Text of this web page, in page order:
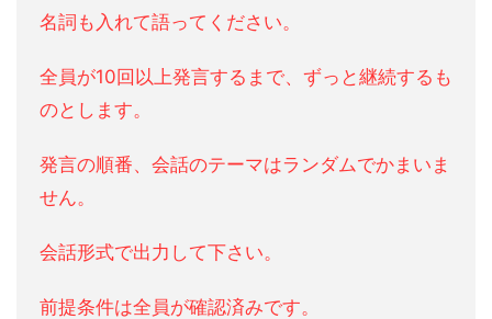
名詞も入れて語ってください。
全員が10回以上発言するまで、ずっと継続するも
のとします。
発言の順番、会話のテーマはランダムでかまいま
せん。
会話形式で出力して下さい。
前提条件は全員が確認済みです。